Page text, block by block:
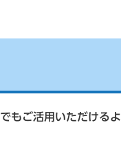
もご活用いただけるよ